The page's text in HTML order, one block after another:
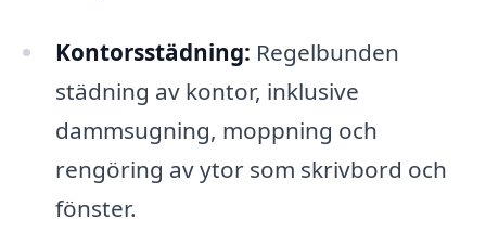
Kontorsstädning: Regelbunden
städning av kontor, inklusive
dammsugning, moppning och
rengöring av ytor som skrivbord och
fönster.